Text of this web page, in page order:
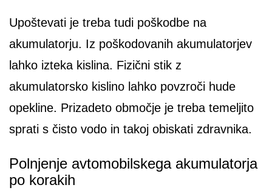
Upoštevati je treba tudi poškodbe na
akumulatorju. Iz poškodovanih akumulatorjev
lahko izteka kislina. Fizični stik z
akumulatorsko kislino lahko povzroči hude
opekline. Prizadeto območje je treba temeljito
sprati s čisto vodo in takoj obiskati zdravnika.
Polnjenje avtomobilskega akumulatorja
po korakih